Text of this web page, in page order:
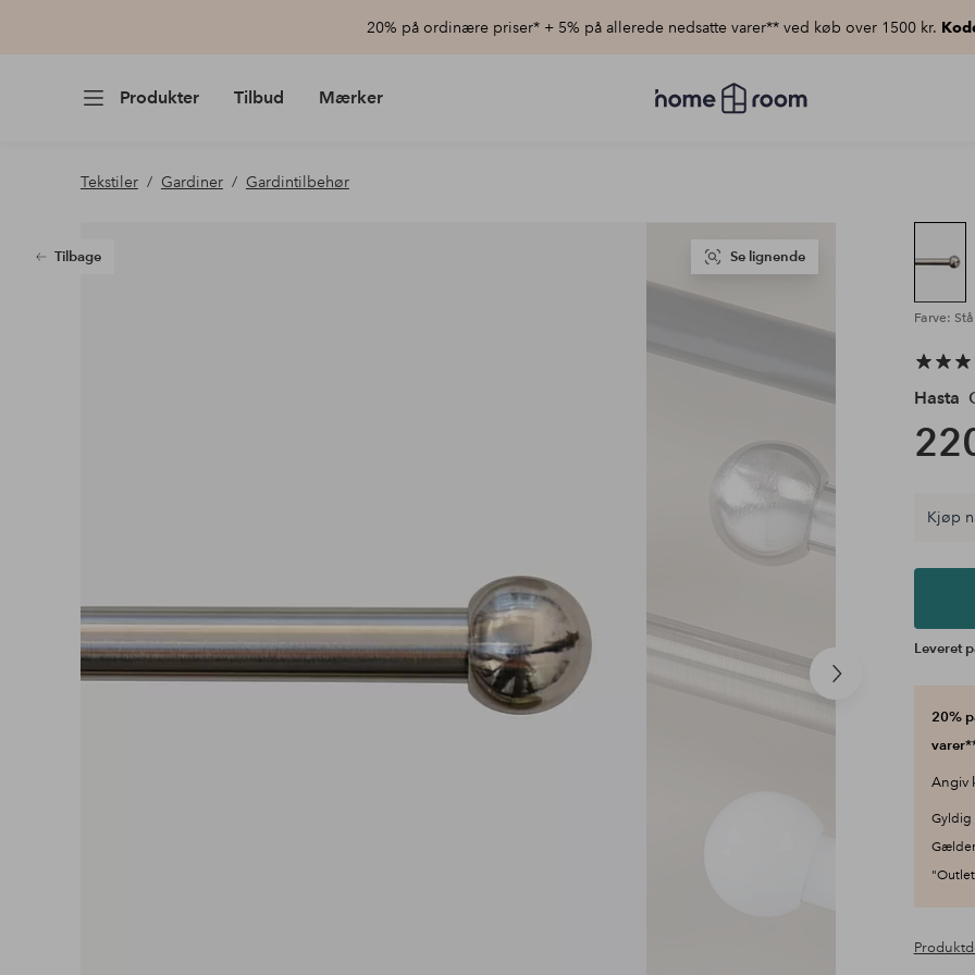
20% på ordinære priser* + 5% på allerede nedsatte varer** ved køb over 1500 kr.
Produkter Tilbud Mærker
Homeroom
–
Tekstiler Gardiner Gardintilbehør
Tilbage
Næste
produkt
Se lignende
Farve:
Hasta
Kjøp
Leveret
20%
Angiv
Gyldig